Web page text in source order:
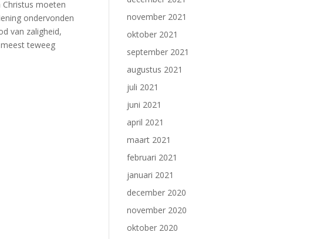
moeten
ondervonden
van zaligheid,
teweeg
november 2021
oktober 2021
september 2021
augustus 2021
juli 2021
juni 2021
april 2021
maart 2021
februari 2021
januari 2021
december 2020
november 2020
oktober 2020